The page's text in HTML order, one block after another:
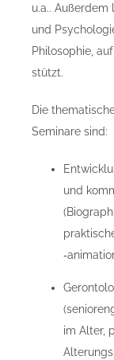
u.a..
und
Philosophie,
stützt.
Die
Seminare sind:
und
im Alter,